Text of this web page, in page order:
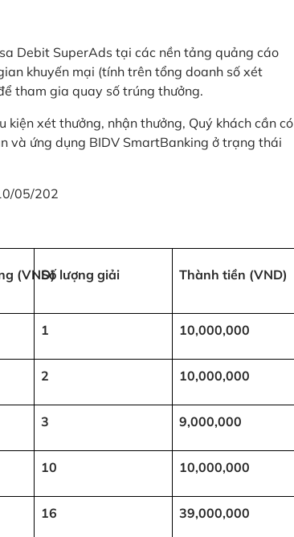
Debit SuperAds tại các nền tảng quảng cáo
khuyến mại (tính trên tổng doanh số xét
tham gia quay số trúng thưởng.
xét thưởng, nhận thưởng, Quý khách cần có
và ứng dụng BIDV SmartBanking ở trạng thái
05/202
(VND)Số lượng giải Thành tiền (VND)
1 10,000,000
2 10,000,000
3 9,000,000
10 10,000,000
16 39,000,000